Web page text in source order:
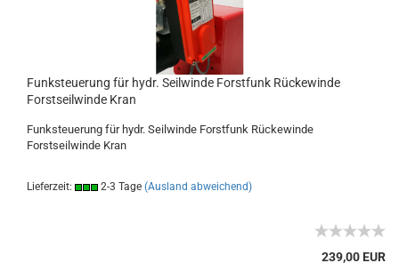
Funksteuerung für hydr. Seilwinde Forstfunk Rückewinde
Forstseilwinde Kran
Funksteuerung für hydr. Seilwinde Forstfunk Rückewinde
Forstseilwinde Kran
Lieferzeit: 2-3 Tage (Ausland abweichend)
239,00 EUR